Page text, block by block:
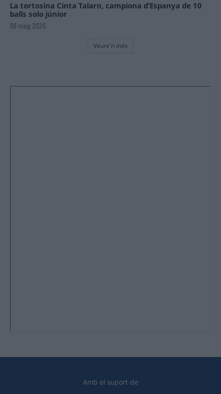
La tortosina Cinta Talarn, campiona d’Espanya de 10
balls solo júnior
08 maig 2026
Veure'n més
Amb el suport de